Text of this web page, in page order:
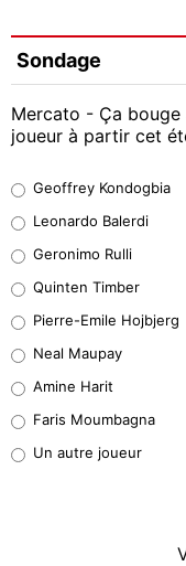
Sondage
Mercato - Ça bouge
joueur à partir cet
38%
32%
5%
1%
9%
Geoffrey Kondogbia
Leonardo Balerdi
Geronimo Rulli
Quinten Timber
Pierre-Emile Hojbjerg
Neal Maupay
Amine Harit
Faris Moumbagna
Un autre joueur